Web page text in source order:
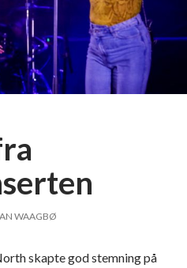
WAAGBØ
skapte god stemning på